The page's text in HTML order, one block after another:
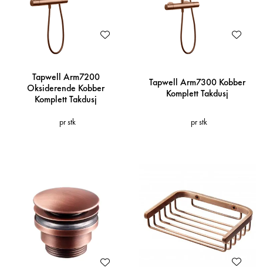
Tapwell Arm7200
Oksiderende Kobber
Komplett Takdusj
pr stk
Tapwell Arm7300 Kobber
Komplett Takdusj
pr stk